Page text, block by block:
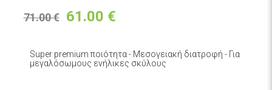
71.00 € 61.00 €
Super premium ποιότητα - Μεσογειακή διατροφή - Για
μεγαλόσωμους ενήλικες σκύλους